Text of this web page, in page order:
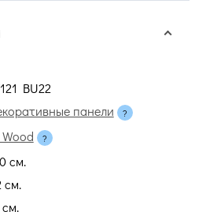
BU22
панели
cм.
cм.
cм.